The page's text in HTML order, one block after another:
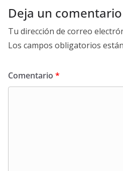
Deja un comentario
Tu dirección de correo
Los campos obligatorios
Comentario *